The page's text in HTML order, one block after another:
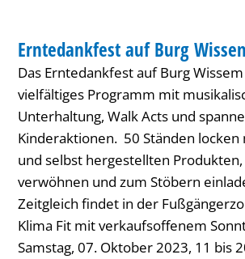
KATEGORIE: INNENSTADT-FEST
Erntedankfest auf Burg
Das Erntedankfest auf Burg
vielfältiges Programm mit
Unterhaltung, Walk Acts und
Kinderaktionen. 50 Ständen locken
und selbst hergestellten
verwöhnen und zum Stöbern
Zeitgleich findet in der
Klima Fit mit verkaufsoffenem
Samstag, 07. Oktober 2023, 11 bis